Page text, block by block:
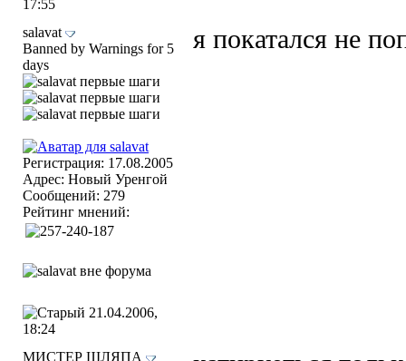
17:55
salavat
Banned by Warnings for 5
days
Регистрация: 17.08.2005
Адрес: Новый Уренгой
Сообщений: 279
Рейтинг мнений:
я покатался не
21.04.2006,
18:24
МИСТЕР ШЛЯПА